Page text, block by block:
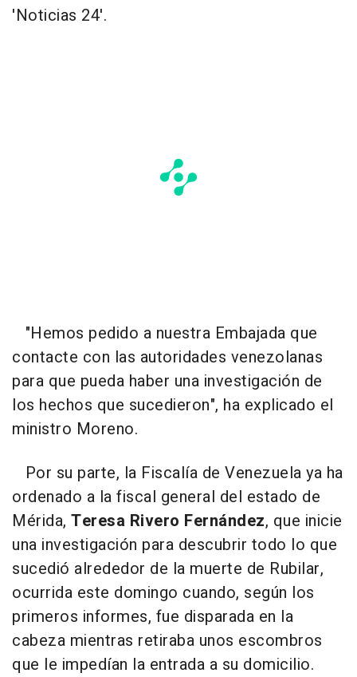
'Noticias 24'.
"Hemos pedido a nuestra Embajada que
contacte con las autoridades venezolanas
para que pueda haber una investigación de
los hechos que sucedieron", ha explicado el
ministro Moreno.
Por su parte, la Fiscalía de Venezuela ya ha
ordenado a la fiscal general del estado de
Mérida, Teresa Rivero Fernández, que inicie
una investigación para descubrir todo lo que
sucedió alrededor de la muerte de Rubilar,
ocurrida este domingo cuando, según los
primeros informes, fue disparada en la
cabeza mientras retiraba unos escombros
que le impedían la entrada a su domicilio.